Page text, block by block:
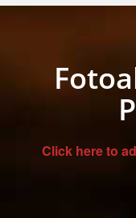
Click here to